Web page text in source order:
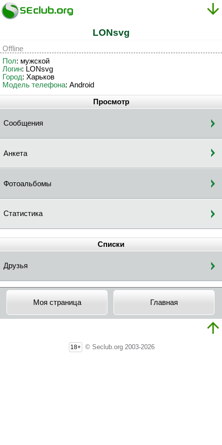
LONsvg
Offline
Пол: мужской
Логин: LONsvg
Город: Харьков
Модель телефона: Android
Просмотр
Сообщения
Анкета
Фотоальбомы
Статистика
Списки
Друзья
Моя страница Главная
18+ © Seclub.org 2003-2026